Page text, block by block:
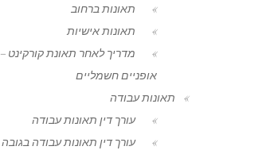
תאונות ברחוב
תאונות אישיות
מדריך לאחר תאונת קורקינט –
אופניים חשמליים
תאונות עבודה
עורך דין תאונות עבודה
עורך דין תאונות עבודה בגובה